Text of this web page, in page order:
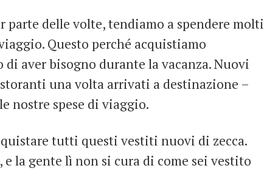
parte delle volte, tendiamo a spendere molti
Questo perché acquistiamo
aver bisogno durante la vacanza. Nuovi
una volta arrivati a destinazione –
nostre spese di viaggio.
tutti questi vestiti nuovi di zecca.
la gente lì non si cura di come sei vestito